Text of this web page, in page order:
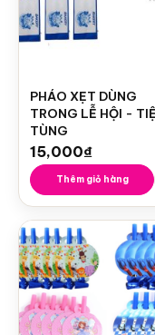
PHÁO XẸT DÙNG
TRONG LỄ HỘI -
TÙNG
15,000₫
Thêm giỏ hàng